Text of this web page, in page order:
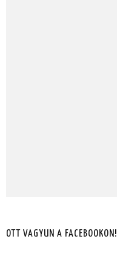
OTT VAGYUN A FACEBOOKON!